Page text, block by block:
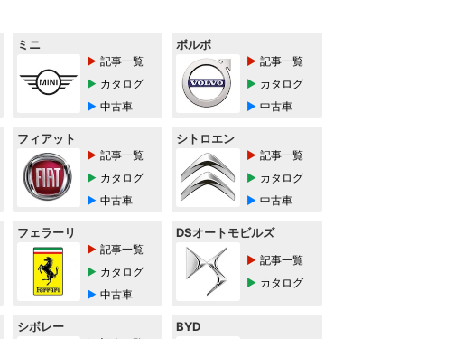
ミニ
記事一覧
カタログ
中古車
ボルボ
記事一覧
カタログ
中古車
フィアット
記事一覧
カタログ
中古車
シトロエン
記事一覧
カタログ
中古車
フェラーリ
記事一覧
カタログ
中古車
DSオートモビルズ
記事一覧
カタログ
シボレー BYD